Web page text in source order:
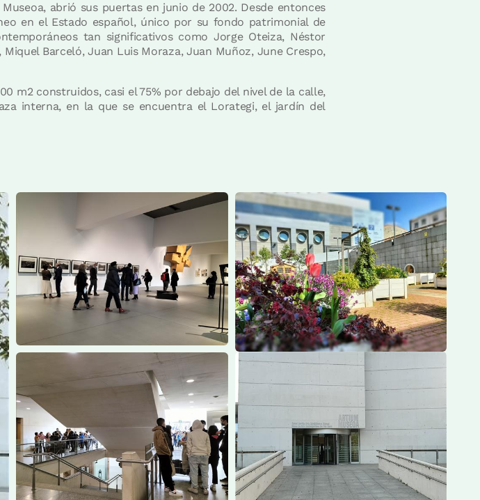
abrió sus puertas en junio de 2002. Desde entonces
en el Estado español, único por su fondo patrimonial de
tan significativos como Jorge Oteiza, Néstor
Barceló, Juan Luis Moraza, Juan Muñoz, June Crespo,
m2 construidos, casi el 75% por debajo del nivel de la calle,
interna, en la que se encuentra el Lorategi, el jardín del